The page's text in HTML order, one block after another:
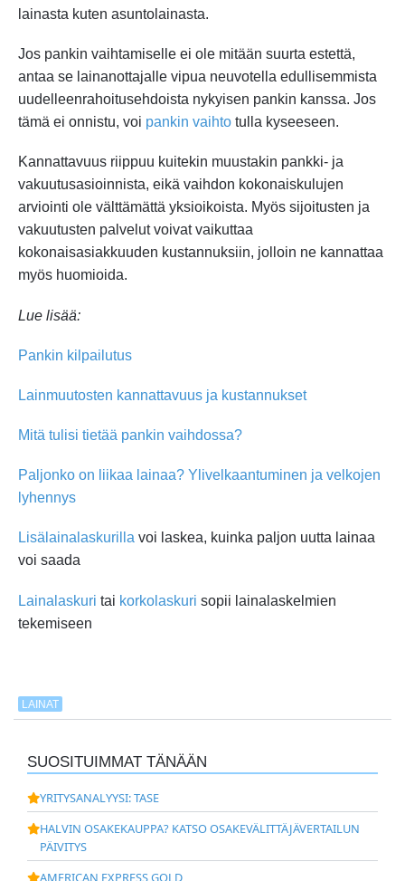
lainasta kuten asuntolainasta.
Jos pankin vaihtamiselle ei ole mitään suurta estettä,
antaa se lainanottajalle vipua neuvotella edullisemmista
uudelleenrahoitusehdoista nykyisen pankin kanssa. Jos
tämä ei onnistu, voi pankin vaihto tulla kyseeseen.
Kannattavuus riippuu kuitekin muustakin pankki- ja
vakuutusasioinnista, eikä vaihdon kokonaiskulujen
arviointi ole välttämättä yksioikoista. Myös sijoitusten ja
vakuutusten palvelut voivat vaikuttaa
kokonaisasiakkuuden kustannuksiin, jolloin ne kannattaa
myös huomioida.
Lue lisää:
Pankin kilpailutus
Lainmuutosten kannattavuus ja kustannukset
Mitä tulisi tietää pankin vaihdossa?
Paljonko on liikaa lainaa? Ylivelkaantuminen ja velkojen
lyhennys
Lisälainalaskurilla voi laskea, kuinka paljon uutta lainaa
voi saada
Lainalaskuri tai korkolaskuri sopii lainalaskelmien
tekemiseen
LAINAT
SUOSITUIMMAT TÄNÄÄN
YRITYSANALYYSI: TASE
HALVIN OSAKEKAUPPA? KATSO OSAKEVÄLITTÄJÄVERTAILUN
PÄIVITYS
AMERICAN EXPRESS GOLD